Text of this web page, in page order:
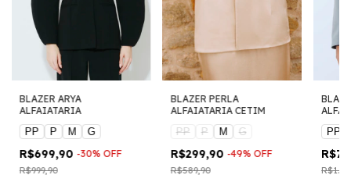
BLAZER ARYA
ALFAIATARIA
PP
P M G
R$699,90 -30% OFF
R$999,90
BLAZER PERLA
ALFAIATARIA CETIM
PP
P M G
R$299,90 -49% OFF
R$589,90
PP